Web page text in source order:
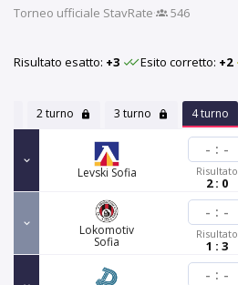
Torneo ufficiale StavRate·
546
Risultato esatto: +3 Esito corretto: +2
2 turno 3 turno 4 turno
Levski Sofia
- : -
Risultato
2 : 0
Lokomotiv
Sofia
- : -
Risultato
1 : 3
- : -